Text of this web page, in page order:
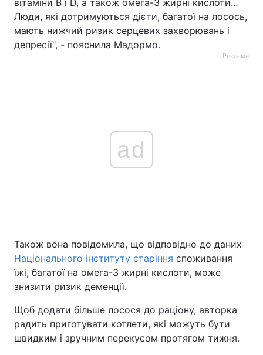
вітаміни B і D, а також омега-3 жирні кислоти...
Люди, які дотримуються дієти, багатої на лосось,
мають нижчий ризик серцевих захворювань і
депресії", - пояснила Мадормо.
Реклама
ad
Також вона повідомила, що відповідно до даних
Національного інституту старіння споживання
їжі, багатої на омега-3 жирні кислоти, може
знизити ризик деменції.
Щоб додати більше лосося до раціону, авторка
радить приготувати котлети, які можуть бути
швидким і зручним перекусом протягом тижня.